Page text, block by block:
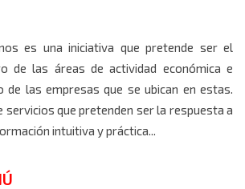
es una iniciativa que pretende ser el
de las áreas de actividad económica e
de las empresas que se ubican en estas.
servicios que pretenden ser la respuesta a
intuitiva y práctica...